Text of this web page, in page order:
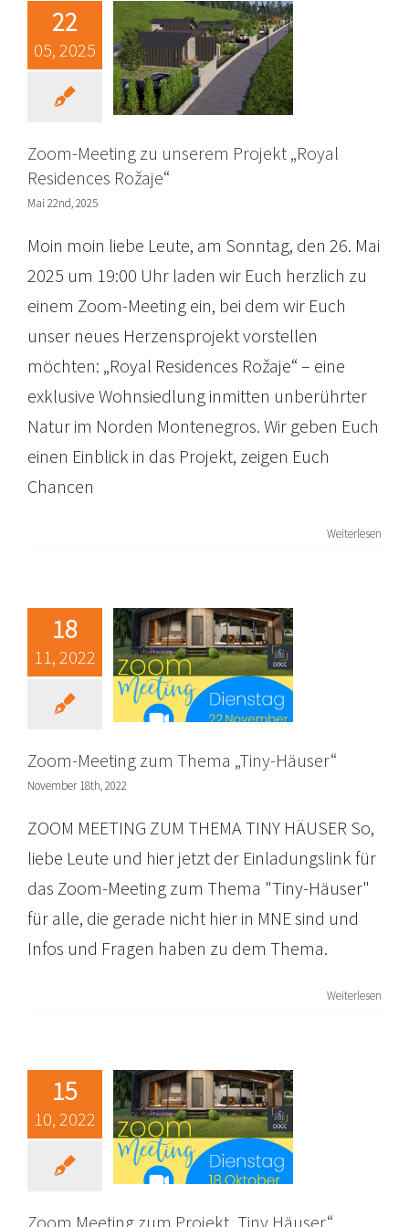
22
05, 2025
Rožaje“
Projekte Zoom Meetings
Zoom-Meeting zu unserem Projekt „Royal
Residences Rožaje“
Mai 22nd, 2025
Moin moin liebe Leute, am Sonntag, den 26. Mai
2025 um 19:00 Uhr laden wir Euch herzlich zu
einem Zoom-Meeting ein, bei dem wir Euch
unser neues Herzensprojekt vorstellen
möchten: „Royal Residences Rožaje“ – eine
exklusive Wohnsiedlung inmitten unberührter
Natur im Norden Montenegros. Wir geben Euch
einen Einblick in das Projekt, zeigen Euch
Chancen
Weiterlesen
18
11, 2022
Allgemein News Projekte
Tinyhaus Zoom Meetings
Zoom-Meeting zum Thema „Tiny-Häuser“
November 18th, 2022
ZOOM MEETING ZUM THEMA TINY HÄUSER So,
liebe Leute und hier jetzt der Einladungslink für
das Zoom-Meeting zum Thema "Tiny-Häuser"
für alle, die gerade nicht hier in MNE sind und
Infos und Fragen haben zu dem Thema.
Weiterlesen
15
10, 2022
Allgemein News Projekte
Tinyhaus
Zoom Meetings
Zoom Meeting zum Projekt „Tiny Häuser“